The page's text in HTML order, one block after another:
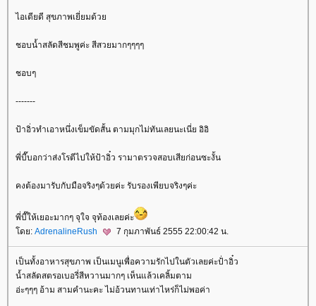
ไอเดียดี สุขภาพเยี่ยมด้ว
ชอบน้ำสลัดสีชมพูค่ะ สีสวยมากๆๆๆๆ
ชอบๆ
-------
ป้าอิ่วทำเอาหนึ่งเข็มขัดสั้น ตามมุกไม่ทันเลยนะเนี่ย อิอิ
พี่บี๊บอกว่าส่งโรตีไปให้ป้าอิ๋ว รามาตรวจสอบเสียก่อนซะงั้น
คงต้องมารับกับมือจริงๆด้วยค่ะ รับรองเพียบจริงๆค่ะ
พี่บี๊ให้เยอะมากๆ จุใจ จุท้องเลยค่ะ
ดย: AdrenalineRush 7 กุมภาพันธ์ 2555 22:00:42 น.
เป็นทั้งอาหารสุขภาพ เป็นเมนูเพื่อความรักไปในตัวเลยค่ะป้่าอิ๋ว
น้ำสลัดสตรอเบอรี่สีหวานมากๆ เห็นแล้วเคลิ้มตาม
อ่ะๆๆๆ อ้าม สามคำนะคะ ไม่อ้วนทานเท่าไหร่ก็ไม่พอค่า